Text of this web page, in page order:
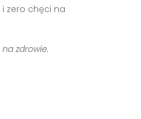
zero chęci na
zdrowie.